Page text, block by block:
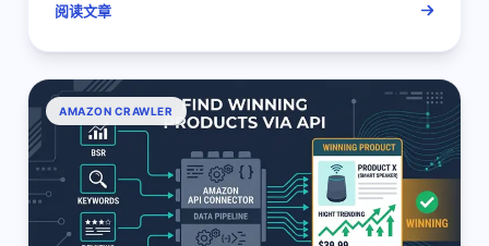
阅读文章
AMAZON CRAWLER